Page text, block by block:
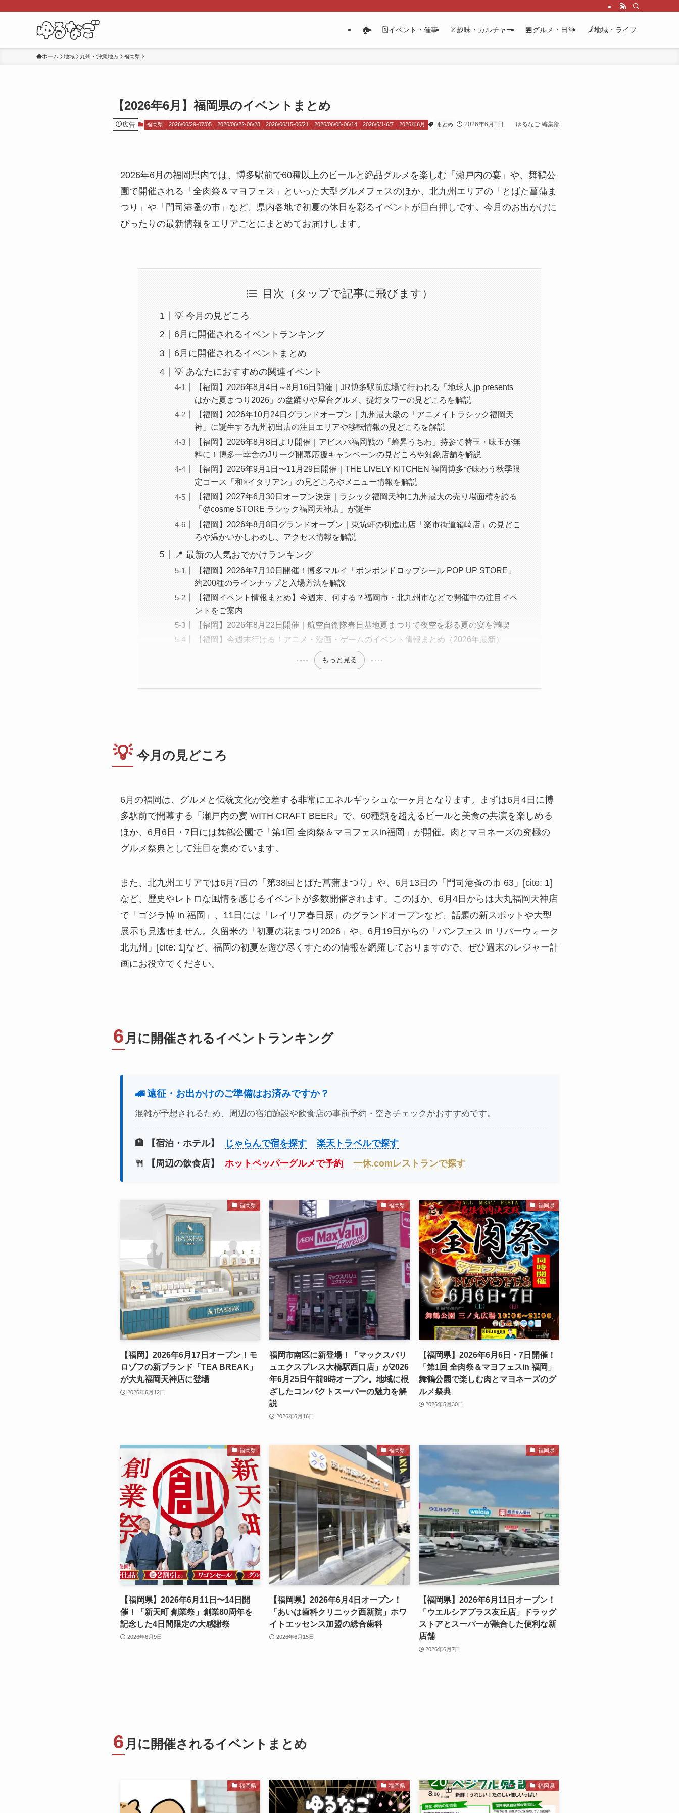
🏠 🗓️イベント・催事 ⚔️趣味・カルチャー 🏪グルメ・日常 🗾地域・ライフ
ホーム 地域 九州・沖縄地方 福岡県
【2026年6月】福岡県のイベントまとめ
広告 福岡県 2026/06/29-07/05 2026/06/22-06/28 2026/06/15-06/21 2026/06/08-06/14 2026/6/1-6/7 2026年6月 まとめ 2026年6月1日 ゆるなご 編集部
2026年6月の福岡県内では、博多駅前で60種以上のビールと絶品グルメを楽しむ「瀬戸内の宴」や、舞鶴公
園で開催される「全肉祭＆マヨフェス」といった大型グルメフェスのほか、北九州エリアの「とばた菖蒲ま
つり」や「門司港蚤の市」など、県内各地で初夏の休日を彩るイベントが目白押しです。今月のお出かけに
ぴったりの最新情報をエリアごとにまとめてお届けします。
目次（タップで記事に飛びます）
💡 今月の見どころ
6月に開催されるイベントランキング
6月に開催されるイベントまとめ
💡 あなたにおすすめの関連イベント
【福岡】2026年8月4日～8月16日開催｜JR博多駅前広場で行われる「地球人.jp presents
はかた夏まつり2026」の盆踊りや屋台グルメ、提灯タワーの見どころを解説
【福岡】2026年10月24日グランドオープン｜九州最大級の「アニメイトラシック福岡天
神」に誕生する九州初出店の注目エリアや移転情報の見どころを解説
【福岡】2026年8月8日より開催｜アビスパ福岡戦の「蜂昇うちわ」持参で替玉・味玉が無
料に！博多一幸舎のJリーグ開幕応援キャンペーンの見どころや対象店舗を解説
【福岡】2026年9月1日〜11月29日開催｜THE LIVELY KITCHEN 福岡博多で味わう秋季限
定コース「和×イタリアン」の見どころやメニュー情報を解説
【福岡】2027年6月30日オープン決定｜ラシック福岡天神に九州最大の売り場面積を誇る
「@cosme STORE ラシック福岡天神店」が誕生
【福岡】2026年8月8日グランドオープン｜東筑軒の初進出店「楽市街道箱崎店」の見どこ
ろや温かいかしわめし、アクセス情報を解説
📍 最新の人気おでかけランキング
【福岡】2026年7月10日開催！博多マルイ「ボンボンドロップシール POP UP STORE」
約200種のラインナップと入場方法を解説
【福岡イベント情報まとめ】今週末、何する？福岡市・北九州市などで開催中の注目イベ
ントをご案内
【福岡】2026年8月22日開催｜航空自衛隊春日基地夏まつりで夜空を彩る夏の宴を満喫
【福岡】今週末行ける！アニメ・漫画・ゲームのイベント情報まとめ（2026年最新）
もっと見る
💡 今月の見どころ
6月の福岡は、グルメと伝統文化が交差する非常にエネルギッシュな一ヶ月となります。まずは6月4日に博
多駅前で開幕する「瀬戸内の宴 WITH CRAFT BEER」で、60種類を超えるビールと美食の共演を楽しめる
ほか、6月6日・7日には舞鶴公園で「第1回 全肉祭＆マヨフェスin福岡」が開催。肉とマヨネーズの究極の
グルメ祭典として注目を集めています。
また、北九州エリアでは6月7日の「第38回とばた菖蒲まつり」や、6月13日の「門司港蚤の市 63」[cite: 1]
など、歴史やレトロな風情を感じるイベントが多数開催されます。このほか、6月4日からは大丸福岡天神店
で「ゴジラ博 in 福岡」、11日には「レイリア春日原」のグランドオープンなど、話題の新スポットや大型
展示も見逃せません。久留米の「初夏の花まつり2026」や、6月19日からの「パンフェス in リバーウォーク
北九州」[cite: 1]など、福岡の初夏を遊び尽くすための情報を網羅しておりますので、ぜひ週末のレジャー計
画にお役立てください。
6 月に開催されるイベントランキング
🚄 遠征・お出かけのご準備はお済みですか？
混雑が予想されるため、周辺の宿泊施設や飲食店の事前予約・空きチェックがおすすめです。
🏨 【宿泊・ホテル】 じゃらんで宿を探す
楽天トラベルで探す
🍴 【周辺の飲食店】
ホットペッパーグルメで予約 一休.comレストランで探す
福岡県
【福岡】2026年6月17日オープン！モ
ロゾフの新ブランド「TEA BREAK」
が大丸福岡天神店に登場
2026年6月12日
福岡県
福岡市南区に新登場！「マックスバリ
ュエクスプレス大橋駅西口店」が2026
年6月25日午前9時オープン。地域に根
ざしたコンパクトスーパーの魅力を解
説
2026年6月16日
福岡県
【福岡県】2026年6月6日・7日開催！
「第1回 全肉祭＆マヨフェスin 福岡」
舞鶴公園で楽しむ肉とマヨネーズのグ
ルメ祭典
2026年5月30日
福岡県
【福岡県】2026年6月11日〜14日開
催！「新天町 創業祭」創業80周年を
記念した4日間限定の大感謝祭
2026年6月9日
福岡県
【福岡県】2026年6月4日オープン！
「あいは歯科クリニック西新院」ホワ
イトエッセンス加盟の総合歯科
2026年6月15日
福岡県
【福岡県】2026年6月11日オープン！
「ウエルシアプラス友丘店」ドラッグ
ストアとスーパーが融合した便利な新
店舗
2026年6月7日
6 月に開催されるイベントまとめ
福岡県 福岡県 福岡県